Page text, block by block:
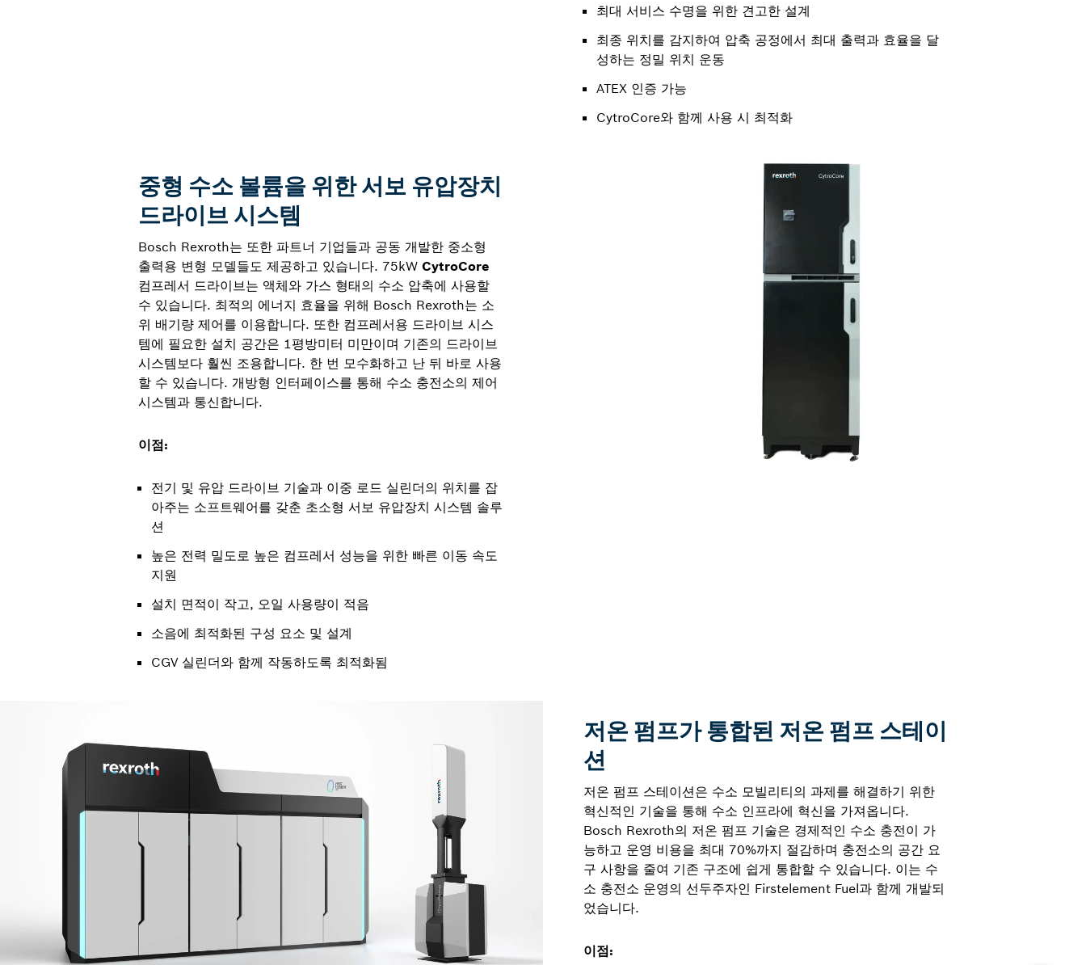
최대 서비스 수명을 위한 견고한 설계
최종 위치를 감지하여 압축 공정에서 최대 출력과 효율을 달
성하는 정밀 위치 운동
ATEX 인증 가능
CytroCore와 함께 사용 시 최적화
중형 수소 볼륨을 위한 서보 유압장치
드라이브 시스템
Bosch Rexroth는 또한 파트너 기업들과 공동 개발한 중소형
출력용 변형 모델들도 제공하고 있습니다. 75kW CytroCore
컴프레서 드라이브는 액체와 가스 형태의 수소 압축에 사용할
수 있습니다. 최적의 에너지 효율을 위해 Bosch Rexroth는 소
위 배기량 제어를 이용합니다. 또한 컴프레서용 드라이브 시스
템에 필요한 설치 공간은 1평방미터 미만이며 기존의 드라이브
시스템보다 훨씬 조용합니다. 한 번 모수화하고 난 뒤 바로 사용
할 수 있습니다. 개방형 인터페이스를 통해 수소 충전소의 제어
시스템과 통신합니다.
이점:
전기 및 유압 드라이브 기술과 이중 로드 실린더의 위치를 잡
아주는 소프트웨어를 갖춘 초소형 서보 유압장치 시스템 솔루
션
높은 전력 밀도로 높은 컴프레서 성능을 위한 빠른 이동 속도
지원
설치 면적이 작고, 오일 사용량이 적음
소음에 최적화된 구성 요소 및 설계
CGV 실린더와 함께 작동하도록 최적화됨
저온 펌프가 통합된 저온 펌프 스테이
션
저온 펌프 스테이션은 수소 모빌리티의 과제를 해결하기 위한
혁신적인 기술을 통해 수소 인프라에 혁신을 가져옵니다.
Bosch Rexroth의 저온 펌프 기술은 경제적인 수소 충전이 가
능하고 운영 비용을 최대 70%까지 절감하며 충전소의 공간 요
구 사항을 줄여 기존 구조에 쉽게 통합할 수 있습니다. 이는 수
소 충전소 운영의 선두주자인 Firstelement Fuel과 함께 개발되
었습니다.
이점: